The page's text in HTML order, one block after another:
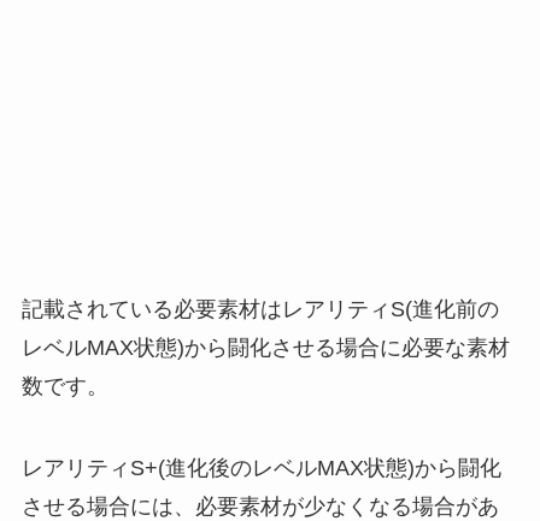
記載されている必要素材はレアリティS(進化前の
レベルMAX状態)から闘化させる場合に必要な素材
数です。
レアリティS+(進化後のレベルMAX状態)から闘化
させる場合には、必要素材が少なくなる場合があ